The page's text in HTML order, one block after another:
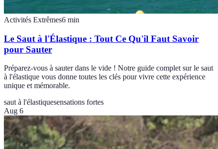
Activités Extrêmes6 min
Le Saut à l'Élastique : Tout Ce Qu'il Faut Savoir
pour Sauter
Préparez-vous à sauter dans le vide ! Notre guide complet sur le saut
à l'élastique vous donne toutes les clés pour vivre cette expérience
unique et mémorable.
saut à l'élastiquesensations fortes
Aug 6